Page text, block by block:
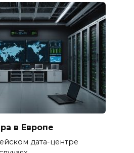
в Европе
дата-центре